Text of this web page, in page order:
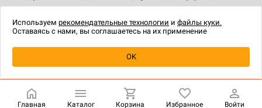
Уведомить о наличии
технологии.
Главная Каталог Корзина Избранное Войти
Используем рекомендательные технологии и файлы куки.
Оставаясь с нами, вы соглашаетесь на их применение
OK